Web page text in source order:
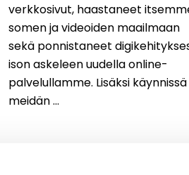
verkkosivut, haastaneet
somen ja videoiden maailmaan
sekä ponnistaneet
ison askeleen uudella online-
palvelullamme. Lisäksi
meidän ...